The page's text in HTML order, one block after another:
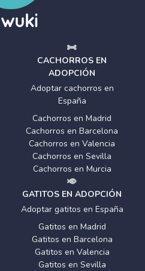
CACHORROS EN
ADOPCIÓN
Adoptar cachorros en
España
Cachorros en Madrid
Cachorros en Barcelona
Cachorros en Valencia
Cachorros en Sevilla
Cachorros en Murcia
GATITOS EN ADOPCIÓN
Adoptar gatitos en España
Gatitos en Madrid
Gatitos en Barcelona
Gatitos en Valencia
Gatitos en Sevilla